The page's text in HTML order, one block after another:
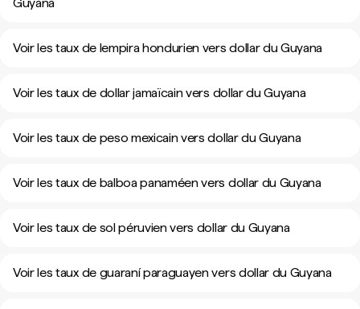
Voir les taux de lempira hondurien vers dollar du Guyana
Voir les taux de dollar jamaïcain vers dollar du Guyana
Voir les taux de peso mexicain vers dollar du Guyana
Voir les taux de balboa panaméen vers dollar du Guyana
Voir les taux de sol péruvien vers dollar du Guyana
Voir les taux de guaraní paraguayen vers dollar du Guyana